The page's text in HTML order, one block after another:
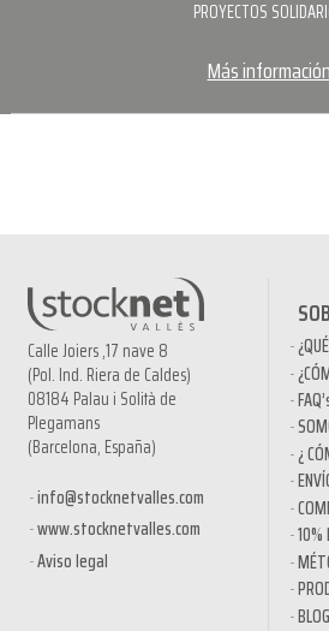
PROYECTOS
Más
Calle Joiers ,17 nave 8
(Pol. Ind. Riera de Caldes)
08184 Palau i Solità de
Plegamans
(Barcelona, España)
info@stocknetvalles.com
www.stocknetvalles.com
Aviso legal
¿
10%